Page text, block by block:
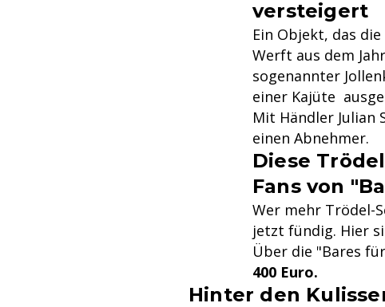
versteigert
Ein Objekt, das
Werft aus dem
sogenannter
einer Kajüte
Mit Händler Julian
einen Abnehmer.
Diese
Fans von
Wer mehr Trödel-
jetzt fündig. Hier
Über die "Bares
400 Euro.
Hinter den